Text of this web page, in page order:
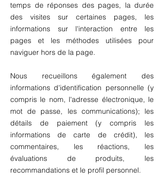
temps de réponses des pages, la durée
des visites sur certaines pages, les
informations sur l'interaction entre les
pages et les méthodes utilisées pour
naviguer hors de la page.
Nous recueillons également des
informations d'identification personnelle (y
compris le nom, l'adresse électronique, le
mot de passe, les communications); les
détails de paiement (y compris les
informations de carte de crédit), les
commentaires, les réactions, les
évaluations de produits, les
recommandations et le profil personnel.